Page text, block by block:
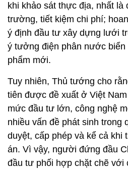
khi khảo sát thực địa, nhất là
trường, tiết kiệm chi phí;
ý định đầu tư xây dựng lưới
ý tưởng điện phân nước biển
phẩm mới.
Tuy nhiên, Thủ tướng cho
tiên được đề xuất ở Việt
mức đầu tư lớn, công nghệ
nhiều vấn đề phát sinh trong
duyệt, cấp phép và kể cả khi
án. Vì vậy, người đứng đầu
đầu tư phối hợp chặt chẽ với